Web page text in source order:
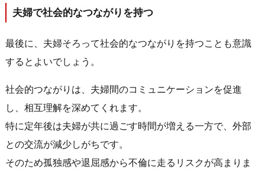
夫婦で社会的なつながりを持つ
最後に、夫婦そろって社会的なつながりを持つことも意識
するとよいでしょう。
社会的つながりは、夫婦間のコミュニケーションを促進
し、相互理解を深めてくれます。
特に定年後は夫婦が共に過ごす時間が増える一方で、外部
との交流が減少しがちです。
そのため孤独感や退屈感から不倫に走るリスクが高まりま